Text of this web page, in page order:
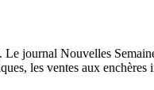
. Le journal Nouvelles
les ventes aux